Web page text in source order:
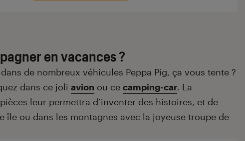
en vacances ?
de nombreux véhicules Peppa Pig, ça vous tente ?
dans ce joli avion ou ce camping-car. La
leur permettra d’inventer des histoires, et de
île ou dans les montagnes avec la joyeuse troupe de